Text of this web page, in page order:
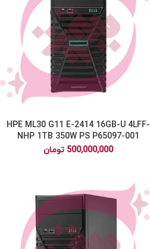
HPE ML30 G11 E-2414 16GB-U 4LFF-
NHP 1TB 350W PS P65097-001
500,000,000 تومان